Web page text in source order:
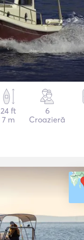
24 ft
7 m
6
Croazieră